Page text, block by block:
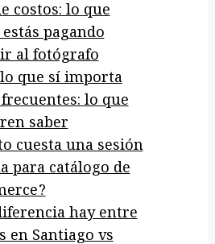
costos: lo que
pagando
al fotógrafo
que sí importa
lo que
saber
cuesta una sesión
para catálogo de
hay entre
en Santiago vs